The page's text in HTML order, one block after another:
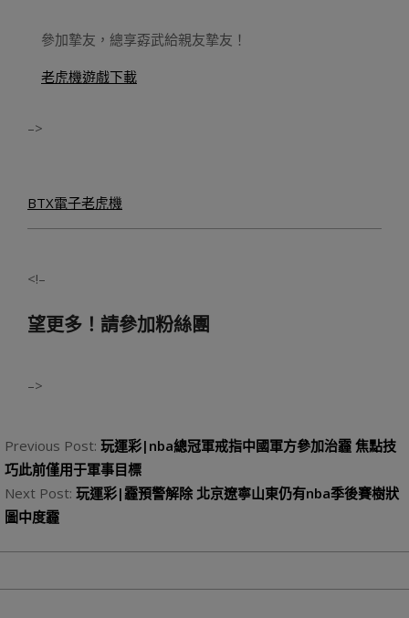
參加摯友，總享孬武給親友摯友！
老虎機遊戲下載
–>
BTX電子老虎機
<!–
望更多！請參加粉絲團
–>
09-
04
Previous Post: 玩運彩|nba總冠軍戒指中國軍方參加治霾 焦點技
巧此前僅用于軍事目標
Next Post: 玩運彩|霾預警解除 北京遼寧山東仍有nba季後賽樹狀
圖中度霾